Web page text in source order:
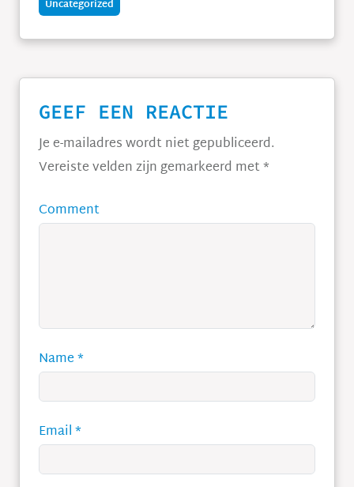
Uncategorized
GEEF EEN REACTIE
Je e-mailadres wordt niet gepubliceerd.
Vereiste velden zijn gemarkeerd met*
Comment
Name*
Email*